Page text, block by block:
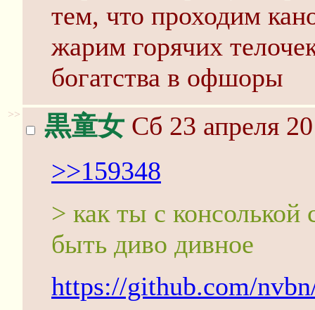
тем, что проходим
жарим горячих
богатства в офшоры
>> 黒童女 Сб 23 апреля
>>159348
> как ты с
быть диво дивное
https://github.com/